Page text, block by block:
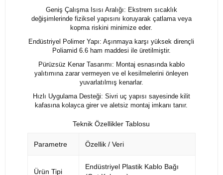
Geniş Çalışma Isısı Aralığı: Ekstrem sıcaklık
değişimlerinde fiziksel yapısını koruyarak çatlama veya
kopma riskini minimize eder.
Endüstriyel Polimer Yapı: Aşınmaya karşı yüksek dirençli
Poliamid 6.6 ham maddesi ile üretilmiştir.
Pürüzsüz Kenar Tasarımı: Montaj esnasında kablo
yalıtımına zarar vermeyen ve el kesilmelerini önleyen
yuvarlatılmış kenarlar.
Hızlı Uygulama Desteği: Sivri uç yapısı sayesinde kilit
kafasına kolayca girer ve aletsiz montaj imkanı tanır.
Teknik Özellikler Tablosu
Parametre Özellik / Veri
Ürün Tipi
Endüstriyel Plastik Kablo Bağı